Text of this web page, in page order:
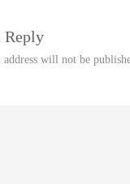
Reply
will not be